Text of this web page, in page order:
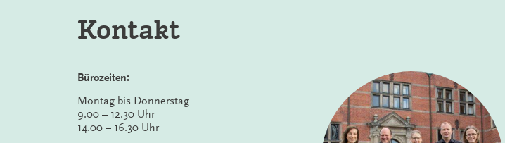
Kontakt
Bürozeiten:
Montag bis Donnerstag
9.00 – 12.30 Uhr
14.00 – 16.30 Uhr